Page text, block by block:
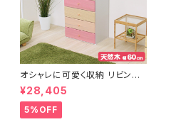
オシャレに可愛く収納 リビング
用ハイチェスト 6段 幅60cm 天
然木（桐）日本製｜petora-ペト
ラ- SH-08-PTR60
¥28,405
5%OFF